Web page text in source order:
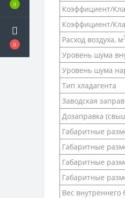
0
0
Коэффициент/
Коэффициент/
Расход воздуха, м
Уровень шума
Уровень шума
Тип хладагента
Заводская
Дозаправка
Габаритные
Габаритные
Габаритные
Габаритные
Вес внутреннего